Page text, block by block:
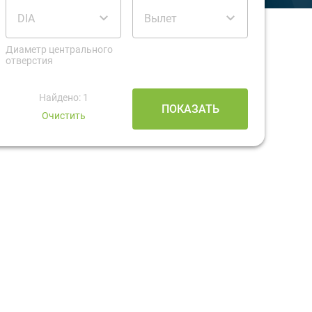
DIA
Диаметр центрального
отверстия
Вылет
Найдено: 1
Очистить
ПОКАЗАТЬ